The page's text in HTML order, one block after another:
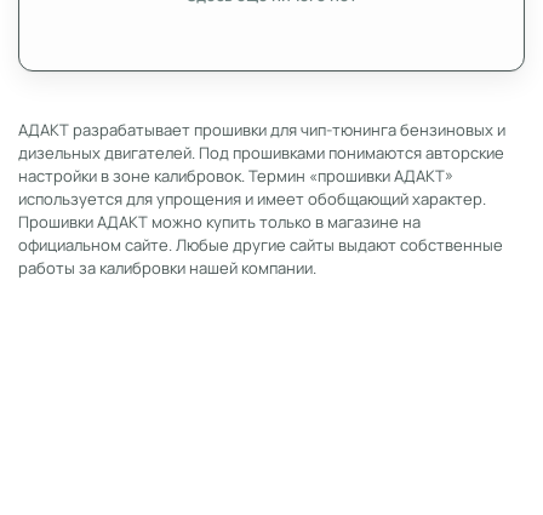
АДАКТ разрабатывает прошивки для чип-тюнинга бензиновых и
дизельных двигателей. Под прошивками понимаются авторские
настройки в зоне калибровок. Термин «прошивки АДАКТ»
используется для упрощения и имеет обобщающий характер.
Прошивки АДАКТ можно купить только в магазине на
официальном сайте. Любые другие сайты выдают собственные
работы за калибровки нашей компании.